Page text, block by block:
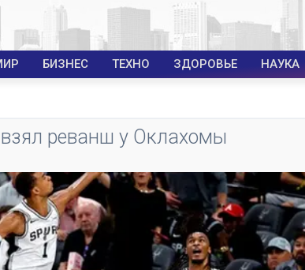
БИЗНЕС ТЕХНО ЗДОРОВЬЕ НАУКА
реванш у Оклахомы